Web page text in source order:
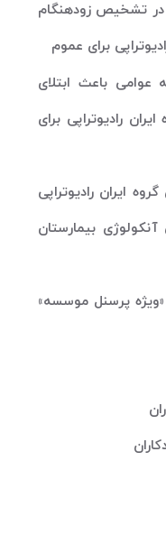
در تشخیص زودهنگام
برای عموم
عوامی باعث ابتلای
رادیوتراپی برای
ایران رادیوتراپی
بیمارستان
«ویژه پرسنل موسسه»